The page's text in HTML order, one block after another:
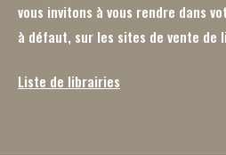
vous invitons à vous rendre dans
à défaut, sur les sites de vente de
Liste de librairies